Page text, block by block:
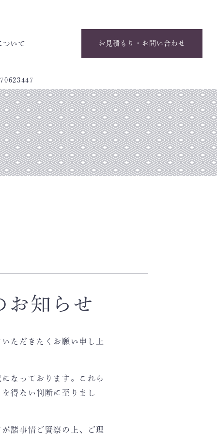
ついて お見積もり・お問い合わせ
お知らせ
ただきたくお願い申し上
なっております。これら
得ない判断に至りまし
諸事情ご賢察の上、ご理